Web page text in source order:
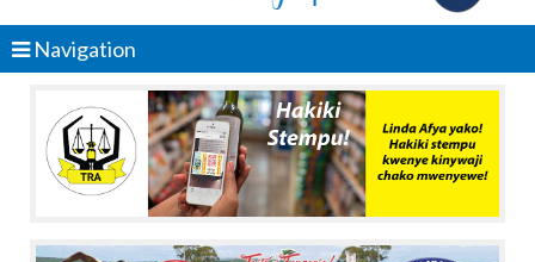
Navigation